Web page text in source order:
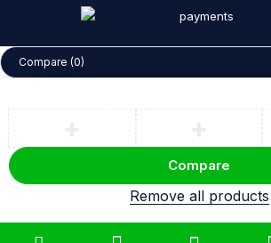
Compare (0)
Compare
Remove all products